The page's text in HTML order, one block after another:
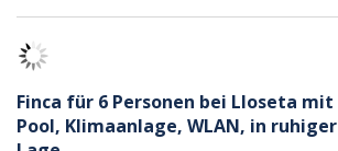
Finca für 6 Personen bei Lloseta mit
Pool, Klimaanlage, WLAN, in ruhiger